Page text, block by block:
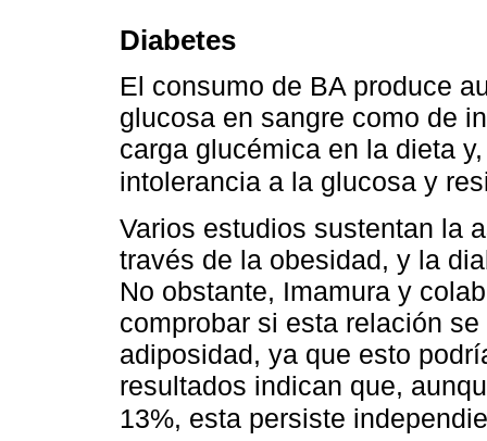
Diabetes
El consumo de BA produce
glucosa en sangre como de
carga glucémica en la dieta
intolerancia a la glucosa y
Varios estudios sustentan la
través de la obesidad, y la
No obstante, Imamura y
comprobar si esta relación
adiposidad, ya que esto
resultados indican que,
13%, esta persiste